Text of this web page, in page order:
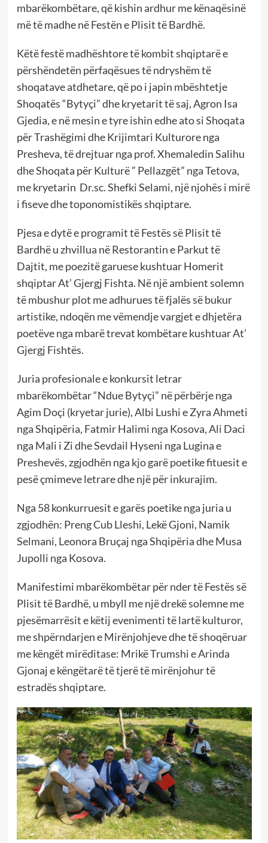
mbarëkombëtare, që kishin ardhur me kënaqësinë
më të madhe në Festën e Plisit të Bardhë.
Këtë festë madhështore të kombit shqiptarë e
përshëndetën përfaqësues të ndryshëm të
shoqatave atdhetare, që po i japin mbështetje
Shoqatës “Bytyçi” dhe kryetarit të saj, Agron Isa
Gjedia, e në mesin e tyre ishin edhe ato si Shoqata
për Trashëgimi dhe Krijimtari Kulturore nga
Presheva, të drejtuar nga prof. Xhemaledin Salihu
dhe Shoqata për Kulturë ” Pellazgët” nga Tetova,
me kryetarin Dr.sc. Shefki Selami, një njohës i mirë
i fiseve dhe toponomistikës shqiptare.
Pjesa e dytë e programit të Festës së Plisit të
Bardhë u zhvillua në Restorantin e Parkut të
Dajtit, me poezitë garuese kushtuar Homerit
shqiptar At’ Gjergj Fishta. Në një ambient solemn
të mbushur plot me adhurues të fjalës së bukur
artistike, ndoqën me vëmendje vargjet e dhjetëra
poetëve nga mbarë trevat kombëtare kushtuar At’
Gjergj Fishtës.
Juria profesionale e konkursit letrar
mbarëkombëtar “Ndue Bytyçi” në përbërje nga
Agim Doçi (kryetar jurie), Albi Lushi e Zyra Ahmeti
nga Shqipëria, Fatmir Halimi nga Kosova, Ali Daci
nga Mali i Zi dhe Sevdail Hyseni nga Lugina e
Preshevës, zgjodhën nga kjo garë poetike fituesit e
pesë çmimeve letrare dhe një për inkurajim.
Nga 58 konkurruesit e garës poetike nga juria u
zgjodhën: Preng Cub Lleshi, Lekë Gjoni, Namik
Selmani, Leonora Bruçaj nga Shqipëria dhe Musa
Jupolli nga Kosova.
Manifestimi mbarëkombëtar për nder të Festës së
Plisit të Bardhë, u mbyll me një drekë solemne me
pjesëmarrësit e këtij evenimenti të lartë kulturor,
me shpërndarjen e Mirënjohjeve dhe të shoqëruar
me këngët mirëditase: Mrikë Trumshi e Arinda
Gjonaj e këngëtarë të tjerë të mirënjohur të
estradës shqiptare.